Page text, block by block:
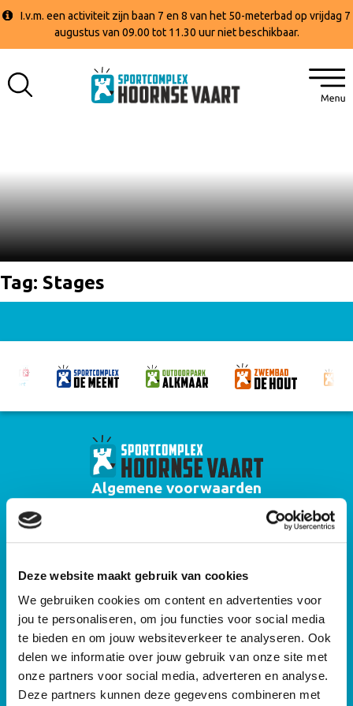
Deze website maakt gebruik van cookies
We gebruiken cookies om content en advertenties voor
jou te personaliseren, om jou functies voor social media
te bieden en om jouw websiteverkeer te analyseren. Ook
delen we informatie over jouw gebruik van onze site met
onze partners voor social media, adverteren en analyse.
Deze partners kunnen deze gegevens combineren met
I.v.m. een activiteit zijn baan 7 en 8 van het 50-meterbad op vrijdag 7
augustus van 09.00 tot 11.30 uur niet beschikbaar.
Tag: Stages
Algemene voorwaarden
Privacyverklaring
Algemene voorwaarden gebruik sportaccommodaties Alkmaar Sport
Algemene huisregels sportaccommodaties Alkmaar Sport
Cameraprotocol